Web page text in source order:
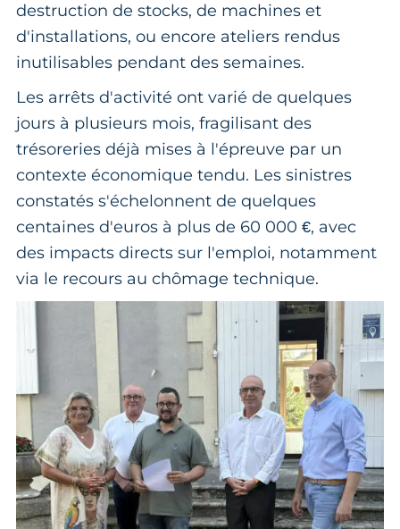
destruction de stocks, de machines et
d'installations, ou encore ateliers rendus
inutilisables pendant des semaines.
Les arrêts d'activité ont varié de quelques
jours à plusieurs mois, fragilisant des
trésoreries déjà mises à l'épreuve par un
contexte économique tendu. Les sinistres
constatés s'échelonnent de quelques
centaines d'euros à plus de 60 000 €, avec
des impacts directs sur l'emploi, notamment
via le recours au chômage technique.